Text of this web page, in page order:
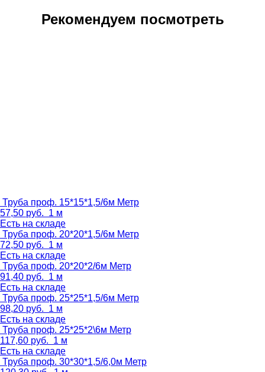
Рекомендуем посмотреть
Труба проф. 15*15*1,5/6м Метр
57,50 руб. 1 м
Есть на складе
Труба проф. 20*20*1,5/6м Метр
72,50 руб. 1 м
Есть на складе
Труба проф. 20*20*2/6м Метр
91,40 руб. 1 м
Есть на складе
Труба проф. 25*25*1,5/6м Метр
98,20 руб. 1 м
Есть на складе
Труба проф. 25*25*2\6м Метр
117,60 руб. 1 м
Есть на складе
Труба проф. 30*30*1,5/6,0м Метр